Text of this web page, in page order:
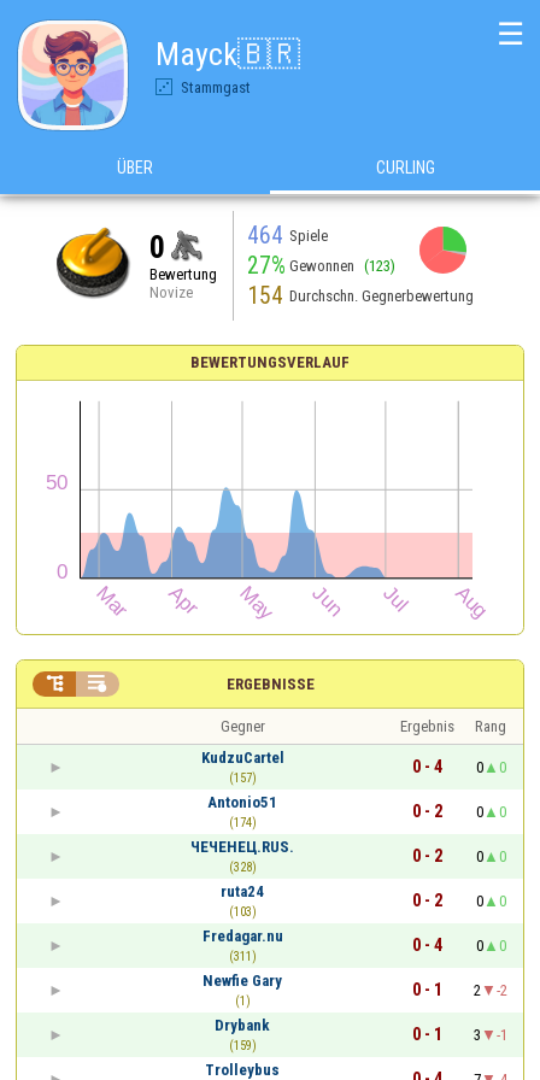
Mayck🇧🇷
Stammgast
☰
ÜBER CURLING
0
Bewertung
Novize
464 Spiele
27% Gewonnen (123)
154 Durchschn. Gegnerbewertung
BEWERTUNGSVERLAUF
ERGEBNISSE
 
Gegner Ergebnis
Rang
KudzuCartel
(157)
0 - 4 0
0
Antonio51
(174)
0 - 2 0
0
ЧЕЧЕНЕЦ.RUS.
(328)
0 - 2 0
0
ruta24
(103)
0 - 2 0
0
Fredagar.nu
(311)
0 - 4 0
0
Newfie Gary
(1)
0 - 1 2
-2
Drybank
(159)
0 - 1 3
-1
Trolleybus